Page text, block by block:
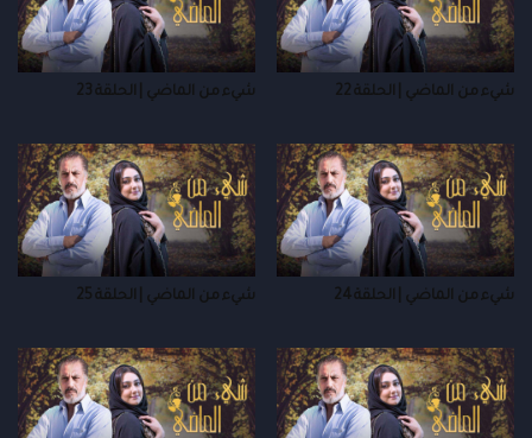
شيء من الماضي | الحلقة 22 شيء من الماضي | الحلقة 23
شيء من الماضي | الحلقة 24 شيء من الماضي | الحلقة 25